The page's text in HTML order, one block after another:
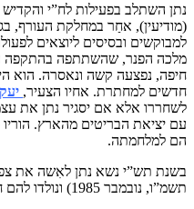
נתן השתלב בפעילות לח”י
(מודיעין), אחַר במחלקת העורף,
למבוקשים ובסיסים ליוצאים
מלכה הפנר, שהשתתפה בהתקפה
חיפה, נפצעה קשה ונאסרה. הוא
חדשים למחתרת. אחיו הצעיר,
לשחררו אלא אם יסגיר נתן את
עם יציאת הבריטים מהארץ.
הם למלחמתה.
בשנת תש”י נשא נתן לאִשה את
תשמ”ו, נובמבר 1985) ונולדו להם חמישה ילדים נכדים ונינים.